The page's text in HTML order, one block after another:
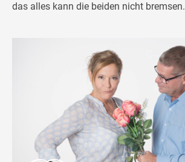
das alles kann die beiden nicht bremsen.